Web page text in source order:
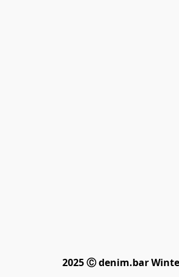
2025 Ⓒ denim.bar